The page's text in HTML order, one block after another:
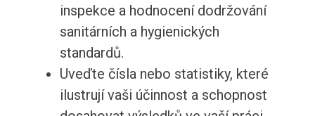
inspekce a hodnocení dodržování
sanitárních a hygienických
standardů.
Uveďte čísla nebo statistiky, které
ilustrují vaši účinnost a schopnost